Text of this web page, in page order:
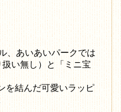
、あいあいパークでは
い無し）と「ミニ宝
を結んだ可愛いラッピ